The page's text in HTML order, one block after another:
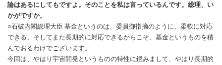
論はあるにしてもですよ。そのことを私は言っているんです。総理、い
かがですか。
○石破内閣総理大臣 基金というのは、委員御指摘のように、柔軟に対応
できる、そしてまた長期的に対応できるからこそ、基金というものを積
んでおるわけでございます。
今回は、やはり宇宙開発というものの特性に鑑みまして、やはり長期的